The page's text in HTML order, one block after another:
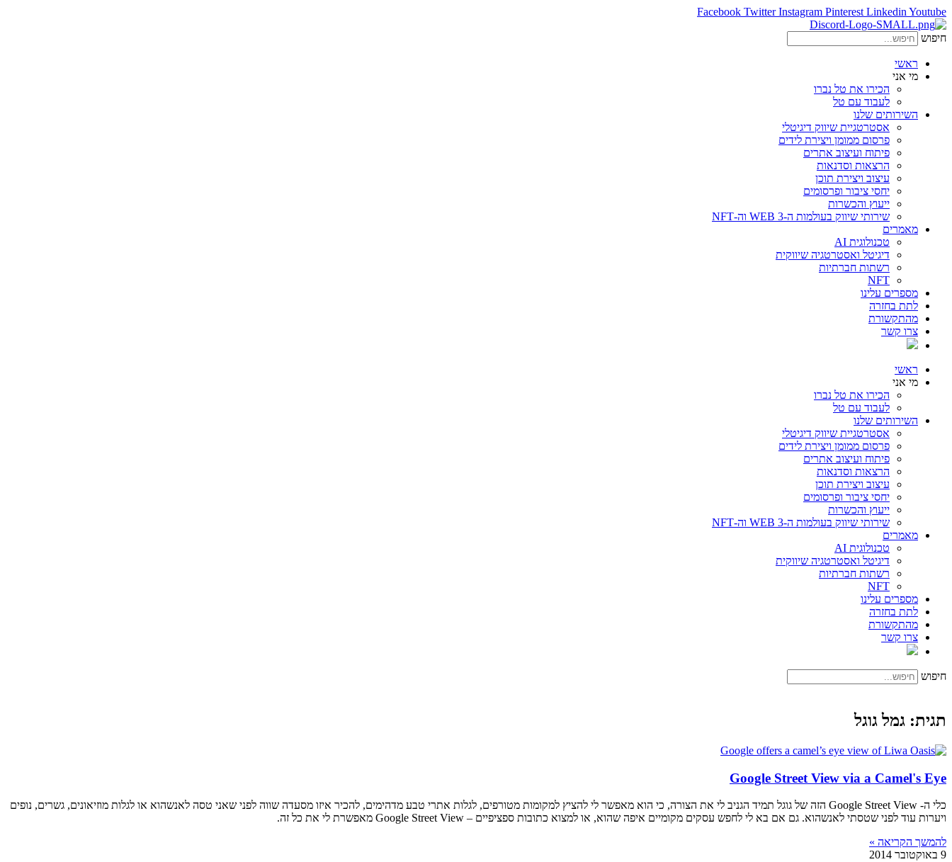
Facebook Twitter Instagram Pinterest Linkedin Youtube
חיפוש
ראשי
מי אני
הכירו את טל נברו
לעבוד עם טל
השירותים שלנו
אסטרטגיית שיווק דיגיטלי
פרסום ממומן ויצירת לידים
פיתוח ועיצוב אתרים
הרצאות וסדנאות
עיצוב ויצירת תוכן
יחסי ציבור ופרסומים
ייעוץ והכשרות
שירותי שיווק בעולמות ה-WEB 3 וה-NFT
מאמרים
טכנולוגית AI
דיגיטל ואסטרטגיה שיווקית
רשתות חברתיות
NFT
מספרים עלינו
לתת בחזרה
מהתקשורת
צרו קשר
ראשי
מי אני
הכירו את טל נברו
לעבוד עם טל
השירותים שלנו
אסטרטגיית שיווק דיגיטלי
פרסום ממומן ויצירת לידים
פיתוח ועיצוב אתרים
הרצאות וסדנאות
עיצוב ויצירת תוכן
יחסי ציבור ופרסומים
ייעוץ והכשרות
שירותי שיווק בעולמות ה-WEB 3 וה-NFT
מאמרים
טכנולוגית AI
דיגיטל ואסטרטגיה שיווקית
רשתות חברתיות
NFT
מספרים עלינו
לתת בחזרה
מהתקשורת
צרו קשר
חיפוש
תגית: גמל גוגל
Google Street View via a Camel's Eye
כלי ה- Google Street View הזה של גוגל תמיד הגניב לי את הצורה, כי הוא מאפשר לי להציץ למקומות מטורפים, לגלות אתרי טבע מדהימים, להכיר איזו מסעדה שווה לפני שאני טסה לאנשהוא או לגלות מוזיאונים, גשרים, נופים
ויערות עוד לפני שטסתי לאנשהוא. גם אם בא לי לחפש עסקים מקומיים איפה שהוא, או למצוא כתובות ספציפיים – Google Street View מאפשרת לי את כל זה.
להמשך הקריאה »
9 באוקטובר 2014